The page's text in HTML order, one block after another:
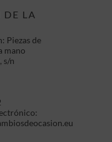
LA
Piezas de
mano
s/n